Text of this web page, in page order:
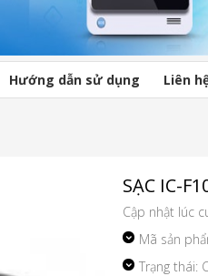
Hướng dẫn sử dụng Liên
SẠC IC-
Cập nhật lúc
Mã sản
Trạng thái: